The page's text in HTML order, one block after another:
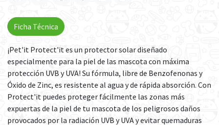
¡Pet'it Protect'it es un protector solar diseñado
especialmente para la piel de las mascota con máxima
protección UVB y UVA! Su fórmula, libre de Benzofenonas y
Óxido de Zinc, es resistente al agua y de rápida absorción. Con
Protect'it puedes proteger fácilmente las zonas más
expuertas de la piel de tu mascota de los peligrosos daños
provocados por la radiación UVB y UVA y evitar quemaduras
Ficha Técnica